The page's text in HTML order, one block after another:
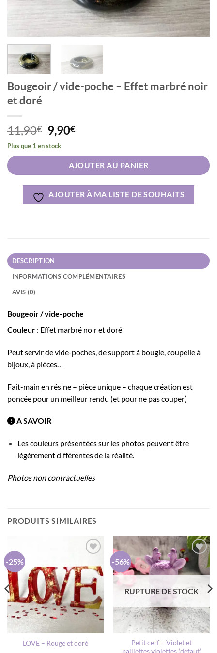
Bougeoir / vide-poche – Effet marbré noir
et doré
11,90€ Le
prix
initial
était :
11,90€.
9,90€Le
actuel
est :
9,90€.
Plus que 1 en stock
AJOUTER AU PANIER
Alternative:
AJOUTER À MA LISTE DE SOUHAITS
DESCRIPTION
INFORMATIONS COMPLÉMENTAIRES
AVIS (0)
Bougeoir / vide-poche
Couleur : Effet marbré noir et doré
Peut servir de vide-poches, de support à bougie, coupelle à
bijoux, à pièces…
Fait-main en résine – pièce unique – chaque création est
poncée pour un meilleur rendu (et pour ne pas couper)
A SAVOIR
Les couleurs présentées sur les photos peuvent être
légèrement différentes de la réalité.
Photos non contractuelles
PRODUITS SIMILAIRES
-25%
À MA
LISTE DE
SOUHAITS
LOVE – Rouge et doré
-56%
AJOUTER
À MA
RUPTURE DE STOCK
Petit cerf – Violet et
paillettes violettes (défaut)